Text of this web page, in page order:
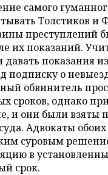
самого
Толстиков и
преступлений
их показаний.
показания
подписку о
обвинитель
сроков, однако
и они были взяты
Адвокаты
суровым
в
срок.